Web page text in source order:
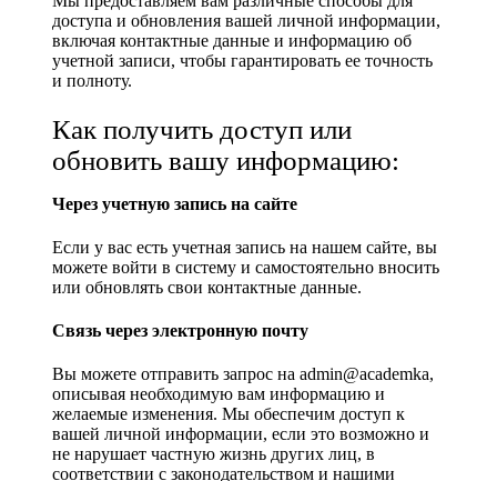
доступа и обновления вашей личной информации,
включая контактные данные и информацию об
учетной записи, чтобы гарантировать ее точность
и полноту.
Как получить доступ или
обновить вашу информацию:
Через учетную запись на сайте
Если у вас есть учетная запись на нашем сайте, вы
можете войти в систему и самостоятельно вносить
или обновлять свои контактные данные.
Связь через электронную почту
Вы можете отправить запрос на admin@academka,
описывая необходимую вам информацию и
желаемые изменения. Мы обеспечим доступ к
вашей личной информации, если это возможно и
не нарушает частную жизнь других лиц, в
соответствии с законодательством и нашими